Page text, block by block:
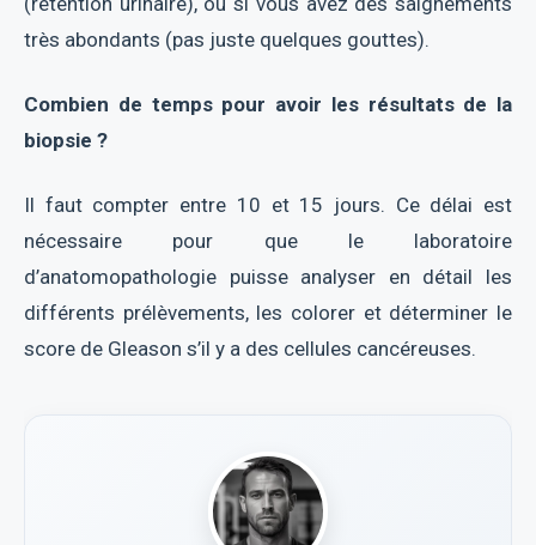
très abondants (pas juste quelques gouttes).
Combien de temps pour avoir les résultats de la
biopsie ?
Il faut compter entre 10 et 15 jours. Ce délai est
nécessaire pour que le laboratoire
d’anatomopathologie puisse analyser en détail les
différents prélèvements, les colorer et déterminer le
score de Gleason s’il y a des cellules cancéreuses.